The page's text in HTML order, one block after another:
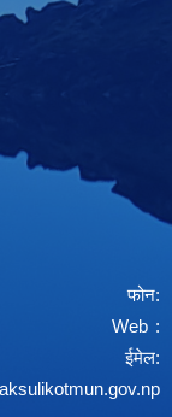
गोरखा फोन:
Web :